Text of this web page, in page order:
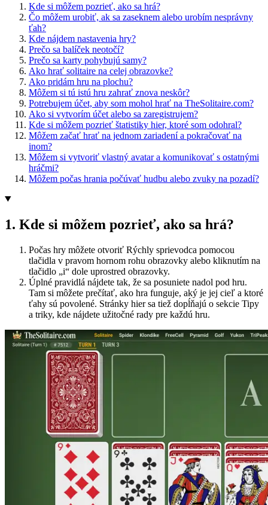
Kde si môžem pozrieť, ako sa hrá?
Čo môžem urobiť, ak sa zaseknem alebo urobím nesprávny
ťah?
Kde nájdem nastavenia hry?
Prečo sa balíček neotočí?
Prečo sa karty pohybujú samy?
Ako hrať solitaire na celej obrazovke?
Ako pridám hru na plochu?
Môžem si tú istú hru zahrať znova neskôr?
Potrebujem účet, aby som mohol hrať na TheSolitaire.com?
Ako si vytvorím účet alebo sa zaregistrujem?
Kde si môžem pozrieť štatistiky hier, ktoré som odohral?
Môžem začať hrať na jednom zariadení a pokračovať na
inom?
Môžem si vytvoriť vlastný avatar a komunikovať s ostatnými
hráčmi?
Môžem počas hrania počúvať hudbu alebo zvuky na pozadí?
1. Kde si môžem pozrieť, ako sa hrá?
Počas hry môžete otvoriť Rýchly sprievodca pomocou
tlačidla v pravom hornom rohu obrazovky alebo kliknutím na
tlačidlo „i“ dole uprostred obrazovky.
Úplné pravidlá nájdete tak, že sa posuniete nadol pod hru.
Tam si môžete prečítať, ako hra funguje, aký je jej cieľ a ktoré
ťahy sú povolené. Stránky hier sa tiež dopĺňajú o sekcie Tipy
a triky, kde nájdete užitočné rady pre každú hru.